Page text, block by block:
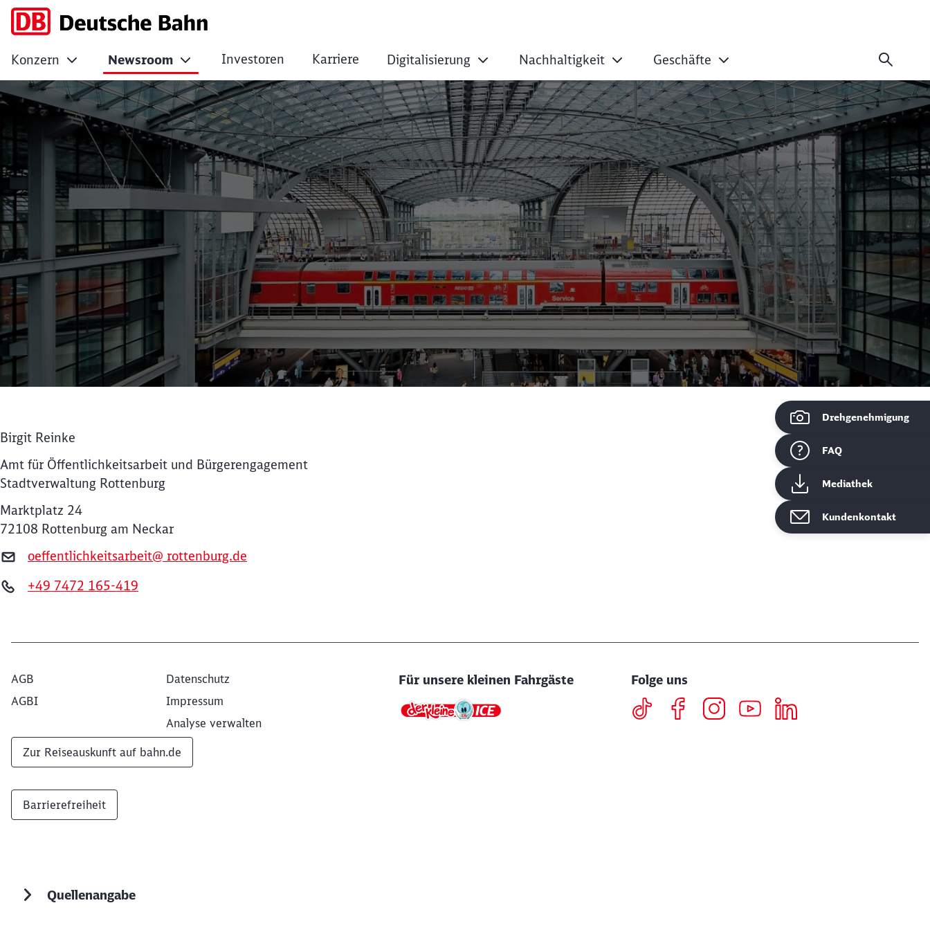
No Page Title
Konzern Newsroom Investoren Karriere Digitalisierung Nachhaltigkeit Geschäfte
Drehgenehmigung
FAQ
Mediathek
Kundenkontakt
Birgit Reinke
Amt für Öffentlichkeitsarbeit und Bürgerengagement
Stadtverwaltung Rottenburg
Marktplatz 24
72108 Rottenburg am Neckar
oeffentlichkeitsarbeit@ rottenburg.de
+49 7472 165-419
AGB
AGBI
Datenschutz
Impressum
Analyse verwalten
Für unsere kleinen Fahrgäste Folge uns
Zur Reiseauskunft auf bahn.de
Barrierefreiheit
Quellenangabe